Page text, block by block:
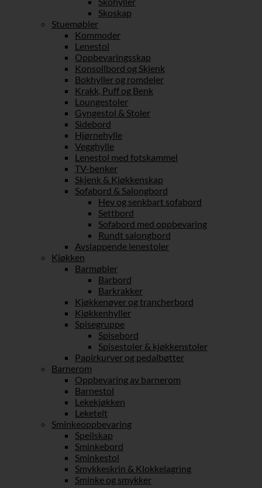
Skoskap
Stuemøbler
Kommoder
Lenestol
Oppbevaringsskap
Konsollbord og Skjenk
Bokhyller og romdeler
Krakk, Puff og Benk
Loungestoler
Gyngestol & Stoler
Sidebord
Hjørnehylle
Vegghylle
Lenestol med fotskammel
TV-benker
Skjenk & Kjøkkenskap
Sofabord & Salongbord
Hev og senkbart sofabord
Settbord
Sofabord med oppbevaring
Rundt salongbord
Avslappende lenestoler
Kjøkken
Barmøbler
Barbord
Barkrakker
Kjøkkenøyer og trancherbord
Kjøkkenhyller
Spisegruppe
Spisebord
Spisestoler & kjøkkenstoler
Papirkurver og pedalbøtter
Barnerom
Oppbevaring av barnerom
Barnestol
Lekekjøkken
Leketelt
Sminkeoppbevaring
Speilskap
Sminkebord
Sminkestol
Smykkeskrin & Klokkelagring
Sminke og smykker